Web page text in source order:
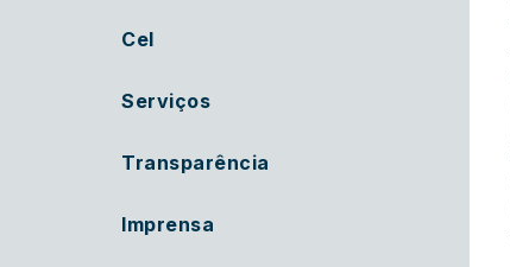
Cel
Serviços
Transparência
Imprensa